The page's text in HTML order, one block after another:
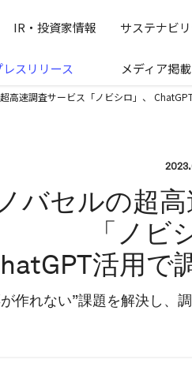
式企業サイトです
IR・投資家情報 サステナビ
レスリリース メディア掲載
高速調査サービス「ノビシロ」、
ノバセルの超
「ノビ
活用で
作れない”課題を解決し、